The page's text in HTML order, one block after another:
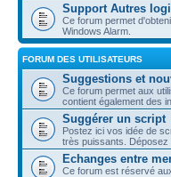
Support Autres
Ce forum permet
Windows Alarm.
FORUM DES UTILISATEURS
Suggestions et
Ce forum permet aux
contient également des
Suggérer un script
Postez ici vos idée de
très puissants. Déposez
Echanges entre
Ce forum est réservé